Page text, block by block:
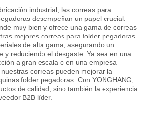
industrial, las correas para
desempeñan un papel crucial.
muy bien y ofrece una gama de correas
mejores correas para folder pegadoras
de alta gama, asegurando un
y reduciendo el desgaste. Ya sea en una
a gran escala o en una empresa
correas pueden mejorar la
folder pegadoras. Con YONGHANG,
de calidad, sino también la experiencia
B2B líder.